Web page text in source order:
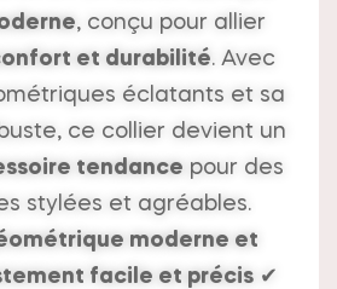
, conçu pour allier
et durabilité. Avec
éclatants et sa
ce collier devient un
tendance pour des
stylées et agréables.
moderne et
facile et précis ✔